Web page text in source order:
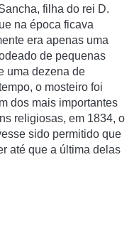
filha do rei D.
na época ficava
era apenas uma
de pequenas
uma dezena de
o mosteiro foi
dos mais importantes
religiosas, em 1834, o
sido permitido que
até que a última delas